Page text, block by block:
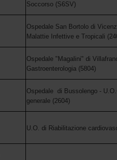
Soccorso (S6SV)
Ospedale San Bortolo di
Malattie Infettive e Tropicali
Ospedale "Magalini" di
Gastroenterologia (5804)
Ospedale di Bussolengo -
generale (2604)
U.O. di Riabilitazione